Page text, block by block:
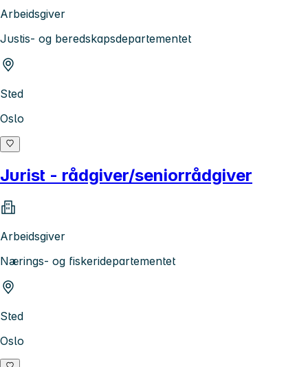
Arbeidsgiver
Justis- og beredskapsdepartementet
Sted
Oslo
Jurist - rådgiver/seniorrådgiver
Arbeidsgiver
Nærings- og fiskeridepartementet
Sted
Oslo